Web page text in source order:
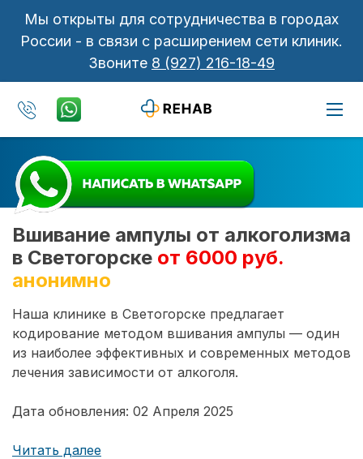
Мы открыты для сотрудничества в городах
России - в связи с расширением сети клиник.
Звоните 8 (927) 216-18-49
Вшивание ампулы от алкоголизма
в Светогорске от 6000 руб.
анонимно
Наша клинике в Светогорске предлагает
кодирование методом вшивания ампулы — один
из наиболее эффективных и современных методов
лечения зависимости от алкоголя.
Дата обновления: 02 Апреля 2025
Читать далее